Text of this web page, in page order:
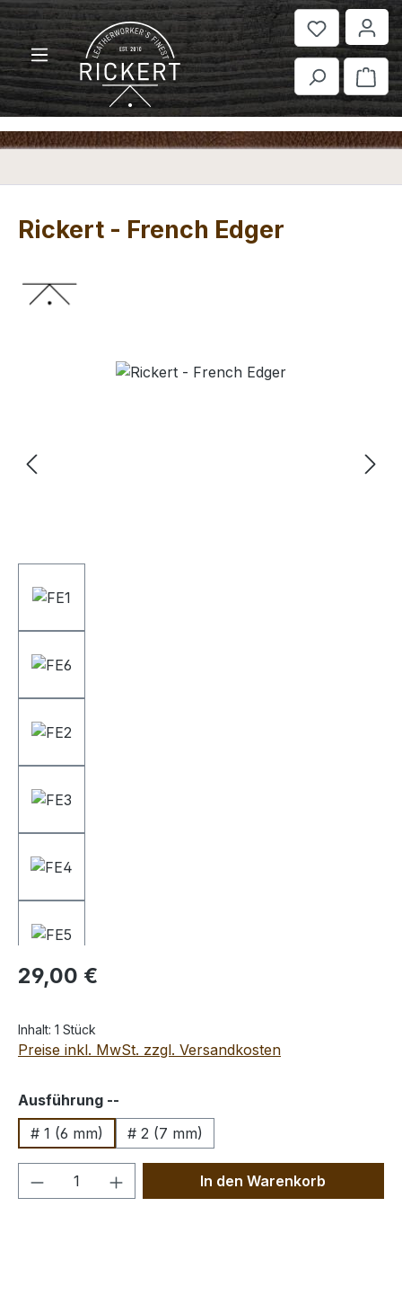
Zum Hauptinhalt springen
Rickert - French Edger
Bildergalerie überspringen
Regulärer Preis:
29,00 €
Inhalt: 1 Stück
Preise inkl. MwSt. zzgl. Versandkosten
Ausführung --
# 1 (6 mm)
# 2 (7 mm)
Produkt Anzahl: Gib denIn den Warenkorb